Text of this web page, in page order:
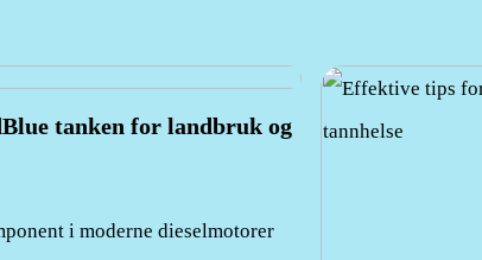
tanken for landbruk og
i moderne dieselmotorer